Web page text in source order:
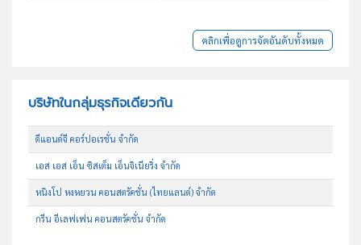
คลิกเพื่อดูการจัดอันดับทั้งหมด
บริษัทในกลุ่มธุรกิจเดียวกัน
ดีแอนด์จี คอร์ปอเรชั่น จำกัด
เอส เอส เอ็น ซิสเต็ม เอ็นจิเนียริ่ง จำกัด
หนิงโป หงหยวน คอนสตรัคชั่น (ไทยแลนด์) จำกัด
กรีน อีเลฟเฟน คอนสตรัคชั่น จำกัด